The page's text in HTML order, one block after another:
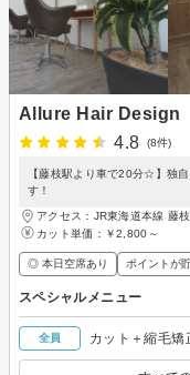
Allure Hair Design
4.8
(8件)
【藤枝駅より車で20分☆】独
す！
アクセス：JR東海道本線 藤
カット単価： ￥2,800～
◎ 本日空席あり ポイントが
スペシャルメニュー
全員 カット＋縮毛矯